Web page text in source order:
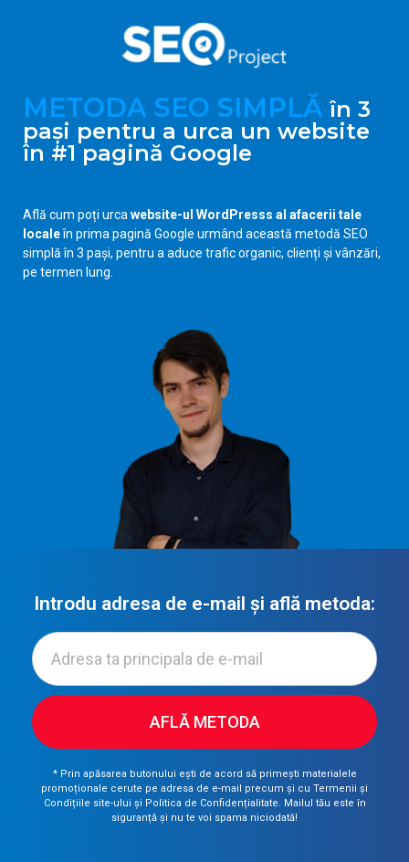
METODA SEO SIMPLĂ în 3
pași pentru a urca un website
în #1 pagină Google
Află cum poți urca website-ul WordPresss al afacerii tale
localeîn prima pagină Google urmând această metodă SEO
simplă în 3 pași, pentru a aduce trafic organic, clienți și vânzări,
pe termen lung.
Introdu adresa de e-mail și află metoda:
AFLĂ METODA
* Prin apăsarea butonului ești de acord să primești materialele
promoționale cerute pe adresa de e-mail precum și cu Termenii și
Condițiile site-ului și Politica de Confidențialitate. Mailul tău este în
siguranță și nu te voi spama niciodată!